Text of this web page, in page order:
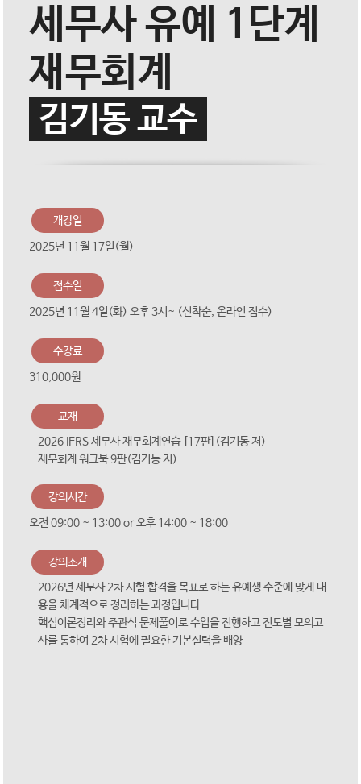
세무사 유예 1단계
재무회계
김기동 교수
개강일
2025년 11월 17일(월)
접수일
2025년 11월 4일(화) 오후 3시~ (선착순, 온라인 접수)
수강료
310,000원
교재
2026 IFRS 세무사 재무회계연습 [17판](김기동 저)
재무회계 워크북 9판(김기동 저)
강의시간
오전 09:00 ~ 13:00 or 오후 14:00 ~ 18:00
강의소개
2026년 세무사 2차 시험 합격을 목표로 하는 유예생 수준에 맞게 내
용을 체계적으로 정리하는 과정입니다.
핵심이론정리와 주관식 문제풀이로 수업을 진행하고 진도별 모의고
사를 통하여 2차 시험에 필요한 기본실력을 배양